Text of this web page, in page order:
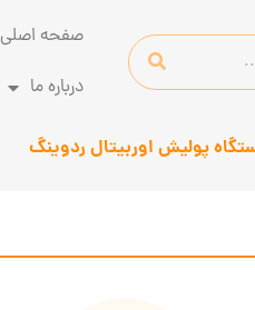
صفحه اصلی
درباره ما
پولیش اوربیتال ردوینگ